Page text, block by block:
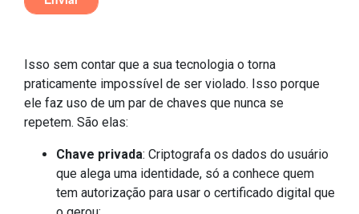
Isso sem contar que a sua tecnologia o torna
praticamente impossível de ser violado. Isso porque
ele faz uso de um par de chaves que nunca se
repetem. São elas:
Chave privada: Criptografa os dados do usuário
que alega uma identidade, só a conhece quem
tem autorização para usar o certificado digital que